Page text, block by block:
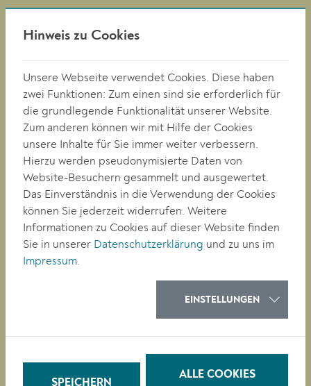
Fax +43 (0)2732/801-90 269
RATHAUS
LEBEN
KULTUR
QUICKLINKS
Veranstaltungen
Parken in Krems
Müllkalender
Digitale Amtstafel
Leinen- & Maulkorbpflicht
Hinweis zu Cookies
Unsere Webseite verwendet Cookies. Diese haben
zwei Funktionen: Zum einen sind sie erforderlich für
die grundlegende Funktionalität unserer Website.
Zum anderen können wir mit Hilfe der Cookies
unsere Inhalte für Sie immer weiter verbessern.
Hierzu werden pseudonymisierte Daten von
Website-Besuchern gesammelt und ausgewertet.
Das Einverständnis in die Verwendung der Cookies
können Sie jederzeit widerrufen. Weitere
Informationen zu Cookies auf dieser Website finden
Sie in unserer Datenschutzerklärung und zu uns im
Impressum.
EINSTELLUNGEN
SPEICHERN
ALLE COOKIES